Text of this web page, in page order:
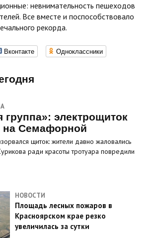
невнимательность пешеходов
Все вместе и поспособствовало
рекорда.
Вконтакте Одноклассники
группа»: электрощиток
на Семафорной
щиток: жители давно жаловались
ради красоты тротуара повредили
НОВОСТИ
Площадь лесных пожаров в
Красноярском крае резко
увеличилась за сутки